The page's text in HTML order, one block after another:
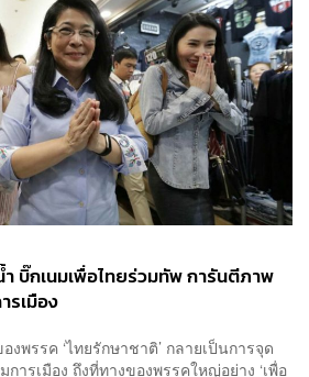
บิ๊กเนมเพื่อไทยร่วมทัพ การันตีภาพ
รเมือง
งพรรค ‘ไทยรักษาชาติ’ กลายเป็นการจุด
รเมือง ถึงที่ทางของพรรคใหญ่อย่าง ‘เพื่อ